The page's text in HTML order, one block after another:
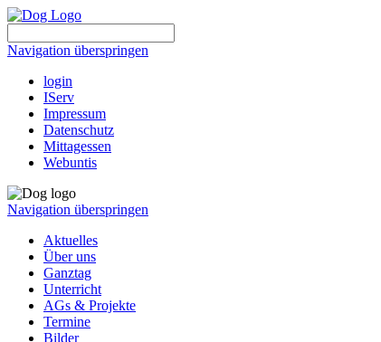
Navigation überspringen
login
IServ
Impressum
Datenschutz
Mittagessen
Webuntis
Navigation überspringen
Aktuelles
Über uns
Ganztag
Unterricht
AGs & Projekte
Termine
Bilder